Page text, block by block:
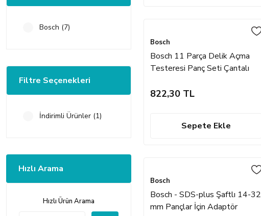
Bosch (7)
Filtre Seçenekleri
İndirimli Ürünler (1)
Hızlı Arama
Hızlı Ürün Arama
Bosch
Bosch 11 Parça Delik Açma
Testeresi Panç Seti Çantalı
822,30 TL
Sepete Ekle
Bosch
Bosch - SDS-plus Şaftlı 14-32
mm Pançlar İçin Adaptör